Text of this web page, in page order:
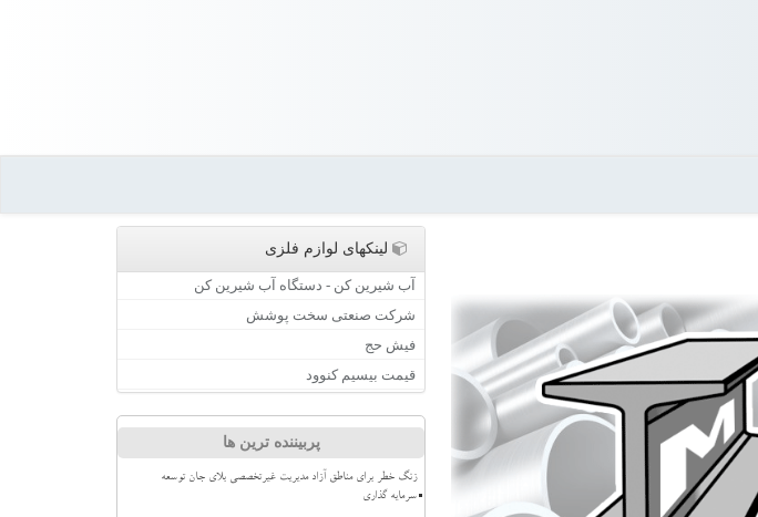
لینکهای لوازم فلزی
آب شیرین کن - دستگاه آب شیرین کن
شرکت صنعتی سخت پوشش
فیش حج
قیمت بیسیم کنوود
پربیننده ترین ها
زنگ خطر برای مناطق آزاد مدیریت غیرتخصصی بلای جان توسعه
سرمایه گذاری